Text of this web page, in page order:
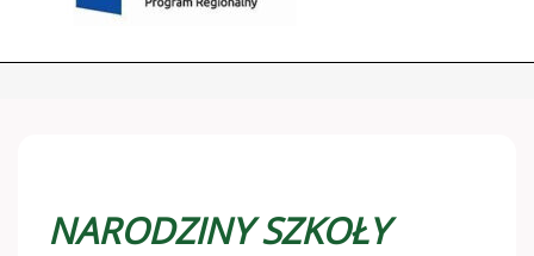
NARODZINY SZKOŁY